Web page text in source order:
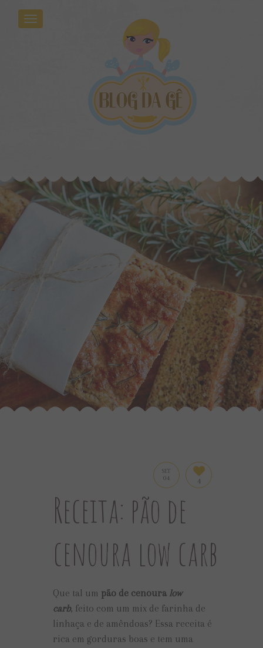
SET
04 4
Receita: pão de
cenoura low carb
Que tal um pão de cenoura low
carb, feito com um mix de farinha de
linhaça e de amêndoas? Essa receita é
rica em gorduras boas e tem uma